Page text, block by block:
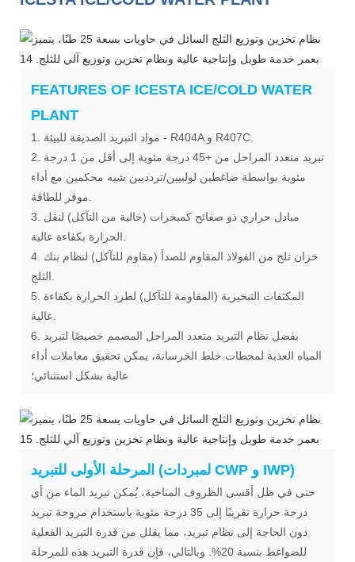
FEATURES OF ICESTA ICE/COLD WATER
PLANT
1. مواد التبريد الصديقة للبيئة - R404A و R407C.
2. تبريد متعدد المراحل من +45 درجة مئوية إلى أقل من 1 درجة
مئوية بواسطة ضاغطين لولبيين/تردديين شبه محكمين مع أداء
3. مبادل حراري ذو صفائح كمبخرات (خالية من التآكل) لنقل
4. خزان ثلج من الفولاذ المقاوم للصدأ (مقاوم للتآكل) لنظام بنك
5. المكثفات التبخيرية (المقاومة للتآكل) لطرد الحرارة بكفاءة
6. بفضل نظام التبريد متعدد المراحل المصمم خصيصًا لتبريد
المياه العذبة لمحطات خلط الخرسانة، يمكن تحقيق معاملات أداء
عالية بشكل استثنائي؛
المرحلة الأولى للتبريد (لمبردات CWP و IWP)
حتى في ظل أقسى الظروف المناخية، يُمكن تبريد الماء من أي
درجة حرارة تقريبًا إلى 35 درجة مئوية باستخدام مروحة تبريد
دون الحاجة إلى نظام تبريد، مما يقلل من قدرة التبريد الفعلية
للضواغط بنسبة 20%. وبالتالي، فإن قدرة التبريد هذه للمرحلة